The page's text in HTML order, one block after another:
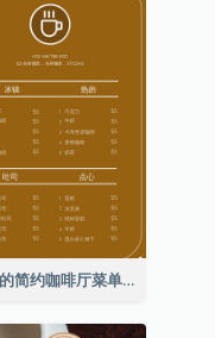
棕色的简约咖啡厅菜单